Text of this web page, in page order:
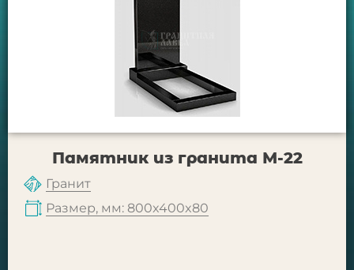
Памятник из гранита М-22
Гранит
Размер, мм: 800x400x80